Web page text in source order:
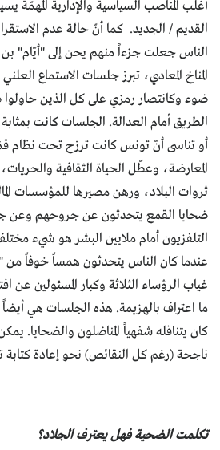
أغلب المناصب السياسية والإدارية المهمّة
القديم / الجديد. كما أنّ حالة عدم
الناس جعلت جزءاً منهم يحن إلى "أيّام"
المناخ المعادي، تبرز جلسات الاستماع
ضوء وكانتصار رمزي على كل الذين
الطريق أمام العدالة. الجلسات كانت
أو تناسى أنّ تونس كانت ترزح تحت نظام
المعارضة، وعطّل الحياة الثقافية
ثروات البلاد، ورهن مصيرها للمؤسسات
ضحايا القمع يتحدثون عن جروحهم وعن
التلفزيون أمام ملايين البشر هو شيء
عندما كان الناس يتحدثون همساً خوفاً من
غياب الرؤساء الثلاثة وكبار المسئولين عن
ما اعتراف بالهزيمة. هذه الجلسات هي أيضاً
كان يتناقله شفهياً المناضلون والضحايا.
ناجحة (رغم كل النقائص) نحو إعادة كتابة
تكلمت الضحية فهل يعترف الجلاد؟